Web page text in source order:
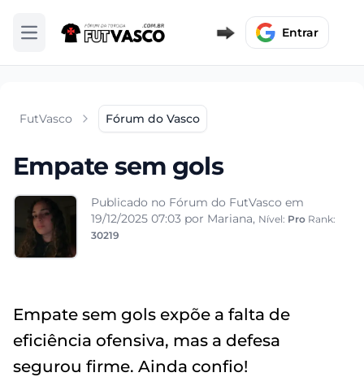
Abrir menu Entrar
FutVasco Fórum do Vasco
Empate sem gols
Publicado no Fórum do FutVasco em
19/12/2025 07:03 por Mariana, Nível: Pro Rank:
30219
Empate sem gols expõe a falta de
eficiência ofensiva, mas a defesa
segurou firme. Ainda confio!